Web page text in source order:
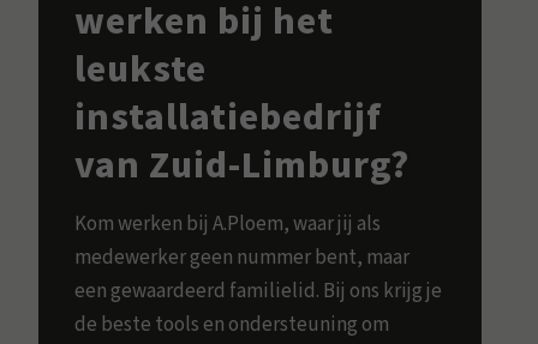
werken bij het
leukste
installatiebedrijf
van Zuid-Limburg?
Kom werken bij A.Ploem, waar jij als
medewerker geen nummer bent, maar
een gewaardeerd familielid. Bij ons krijg je
de beste tools en ondersteuning om